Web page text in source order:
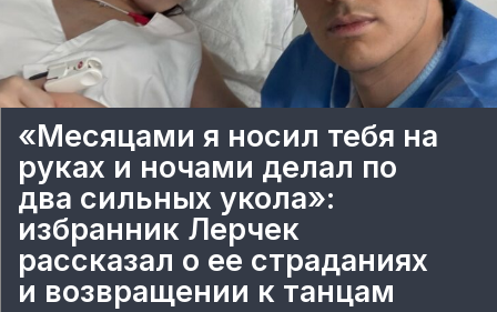
«Месяцами я носил тебя на
руках и ночами делал по
два сильных укола»:
избранник Лерчек
рассказал о ее страданиях
и возвращении к танцам